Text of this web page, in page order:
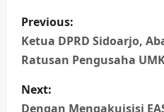
P
o
t
Previous:
Ketua DPRD Sidoarjo,
Ratusan Pengusaha
Next:
Dengan Mengakuisisi